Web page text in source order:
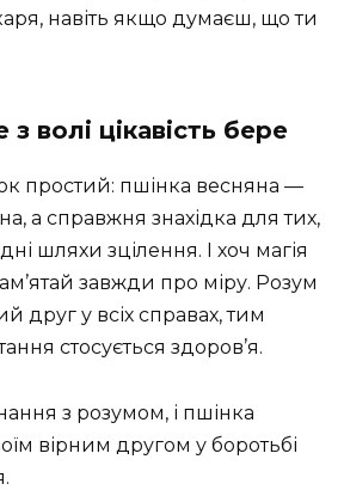
навіть якщо думаєш, що ти
волі цікавість бере
простий: пшінка весняна —
а справжня знахідка для тих,
шляхи зцілення. І хоч магія
завжди про міру. Розум
у всіх справах, тим
стосується здоров’я.
з розумом, і пшінка
вірним другом у боротьбі